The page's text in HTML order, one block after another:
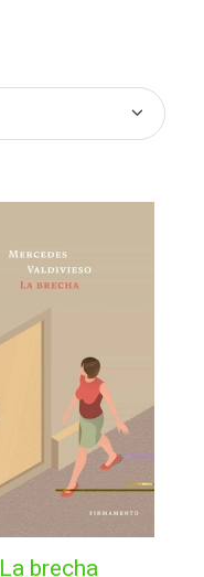
la brecha